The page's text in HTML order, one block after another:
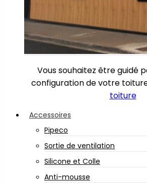
Vous souhaitez être guidé
configuration de votre
toiture
Accessoires
Pipeco
Sortie de ventilation
Silicone et Colle
Anti-mousse